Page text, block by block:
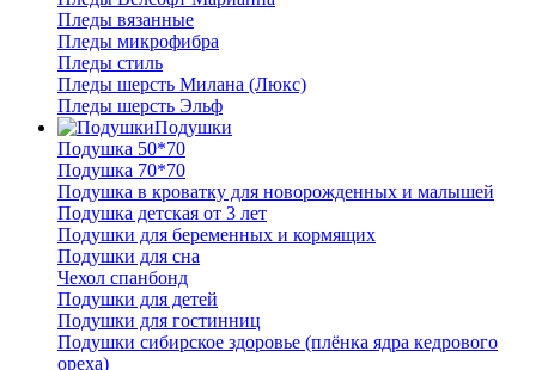
Пледы вязанные
Пледы микрофибра
Пледы стиль
Пледы шерсть Милана (Люкс)
Пледы шерсть Эльф
Подушки
Подушка 50*70
Подушка 70*70
Подушка в кроватку для новорожденных и малышей
Подушка детская от 3 лет
Подушки для беременных и кормящих
Подушки для сна
Чехол спанбонд
Подушки для детей
Подушки для гостинниц
Подушки сибирское здоровье (плёнка ядра кедрового
ореха)